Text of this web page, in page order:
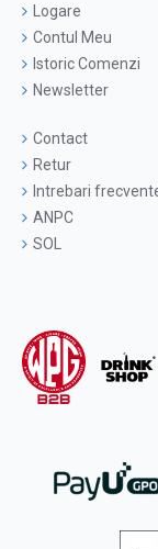
Logare
Contul Meu
Istoric Comenzi
Newsletter
Contact
Retur
Intrebari
ANPC
SOL